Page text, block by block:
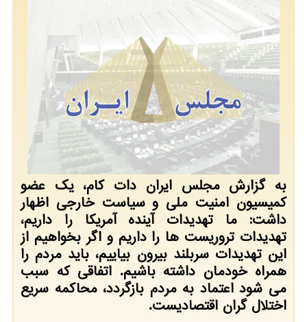
به گزارش مجلس ایران دات کام، یک عضو
کمیسیون امنیت ملی و سیاست خارجی اظهار
داشت: ما تهدیدات آینده آمریکا را داریم،
تهدیدات تروریست ها را داریم و اگر بخواهیم از
این تهدیدات سربلند بیرون بیاییم، باید مردم را
همراه خودمان داشته باشیم. اتفاقی که سبب
می شود اعتماد به مردم بازگردد، محاکمه سریع
اختلال گران اقتصادیست.